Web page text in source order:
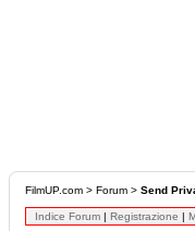
FilmUP.com > Forum > Send
Indice Forum | Registrazione |